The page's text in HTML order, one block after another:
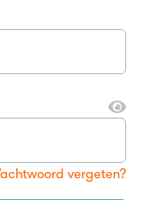
vergeten?